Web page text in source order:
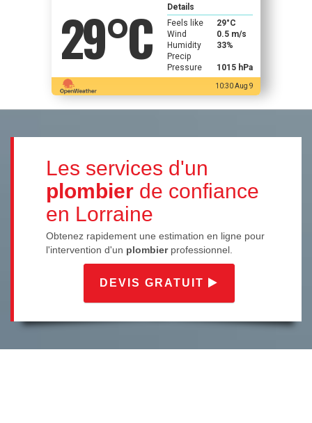
29°C
Details
Feels like
29°C
Wind
0.5 m/s
Humidity
33%
Precip
Pressure
1015 hPa
10:30 Aug 9
Les services d'un
plombier de confiance
en Lorraine
Obtenez rapidement une estimation en ligne pour
l'intervention d'un plombierprofessionnel.
DEVIS GRATUIT